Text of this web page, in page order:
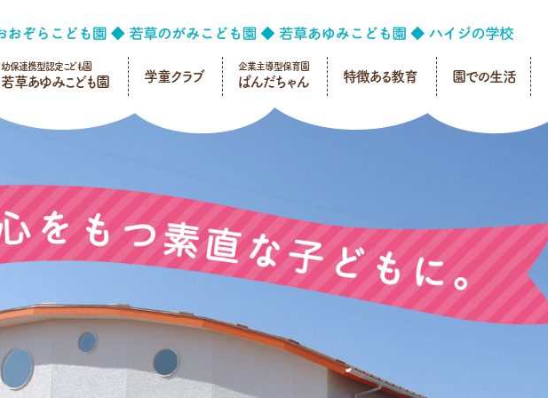
幼保連携型認定こども園
若草あゆみこども園 学童クラブ
企業主導型保育園
ぱんだちゃん 特徴ある教育 園での生活